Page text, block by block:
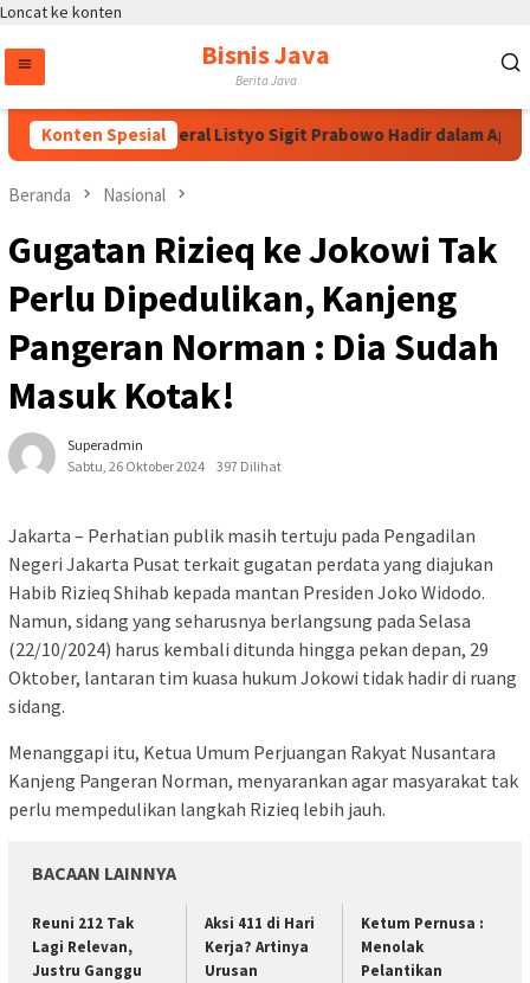
Loncat ke konten
Bisnis Java
Berita Java
Konten Spesial
Kapolri Jenderal Listyo Sigit Prabowo Hadir dalam Apel
Beranda Nasional
Gugatan Rizieq ke Jokowi Tak
Perlu Dipedulikan, Kanjeng
Pangeran Norman : Dia Sudah
Masuk Kotak!
Superadmin
Sabtu, 26 Oktober 2024
397 Dilihat
Jakarta – Perhatian publik masih tertuju pada Pengadilan
Negeri Jakarta Pusat terkait gugatan perdata yang diajukan
Habib Rizieq Shihab kepada mantan Presiden Joko Widodo.
Namun, sidang yang seharusnya berlangsung pada Selasa
(22/10/2024) harus kembali ditunda hingga pekan depan, 29
Oktober, lantaran tim kuasa hukum Jokowi tidak hadir di ruang
sidang.
Menanggapi itu, Ketua Umum Perjuangan Rakyat Nusantara
Kanjeng Pangeran Norman, menyarankan agar masyarakat tak
perlu mempedulikan langkah Rizieq lebih jauh.
BACAAN LAINNYA
Reuni 212 Tak
Lagi Relevan,
Justru Ganggu
Aksi 411 di Hari
Kerja? Artinya
Urusan
Ketum Pernusa :
Menolak
Pelantikan